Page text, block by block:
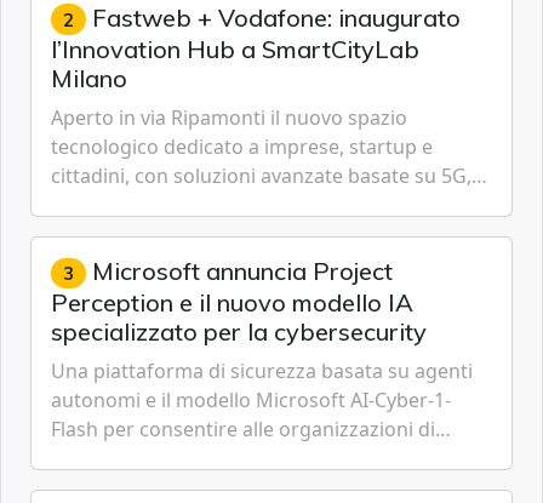
2 Fastweb + Vodafone: inaugurato
l’Innovation Hub a SmartCityLab
Milano
Aperto in via Ripamonti il nuovo spazio
tecnologico dedicato a imprese, startup e
cittadini, con soluzioni avanzate basate su 5G,
Cybersecurity.
3 Microsoft annuncia Project
Perception e il nuovo modello IA
specializzato per la cybersecurity
Una piattaforma di sicurezza basata su agenti
autonomi e il modello Microsoft AI-Cyber-1-
Flash per consentire alle organizzazioni di
gestione continua del rischio.